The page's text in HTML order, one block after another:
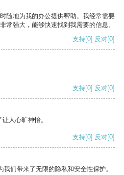
随地为我的办公提供帮助。我经常需要
常强大，能够快速找到我需要的信息。
支持[0] 反对[0]
支持[0] 反对[0]
人心旷神怡。
支持[0] 反对[0]
们带来了无限的隐私和安全性保护。